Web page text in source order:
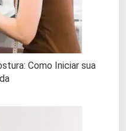
Como Iniciar sua